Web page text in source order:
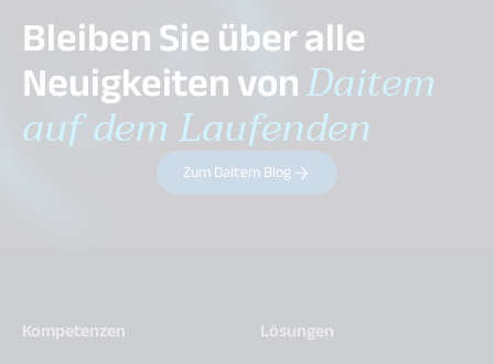
Bleiben Sie über alle
Neuigkeiten vonDaitem
auf dem Laufenden
Zum Daitem Blog
Kompetenzen
Lösungen